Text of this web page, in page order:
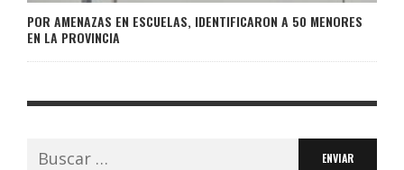
POR AMENAZAS EN ESCUELAS, IDENTIFICARON A 50 MENORES
EN LA PROVINCIA
Buscar: